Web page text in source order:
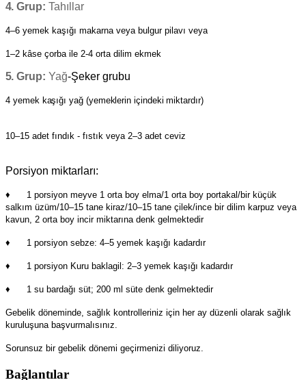
4.Grup: Tahıllar
4–6 yemek kaşığı makarna veya bulgur pilavı veya
1–2 kâse çorba ile 2-4 orta dilim ekmek
5.Grup: Yağ-Şeker grubu
4 yemek kaşığı yağ (yemeklerin içindeki miktardır)
10–15 adet fındık - fıstık veya 2–3 adet ceviz
Porsiyon miktarları:
♦ 1 porsiyon meyve 1 orta boy elma/1 orta boy portakal/bir küçük
salkım üzüm/10–15 tane kiraz/10–15 tane çilek/ince bir dilim karpuz veya
kavun, 2 orta boy incir miktarına denk gelmektedir
♦ 1 porsiyon sebze: 4–5 yemek kaşığı kadardır
♦ 1 porsiyon Kuru baklagil: 2–3 yemek kaşığı kadardır
♦ 1 su bardağı süt; 200 ml süte denk gelmektedir
Gebelik döneminde, sağlık kontrolleriniz için her ay düzenli olarak sağlık
kuruluşuna başvurmalısınız.
Sorunsuz bir gebelik dönemi geçirmenizi diliyoruz.
Bağlantılar